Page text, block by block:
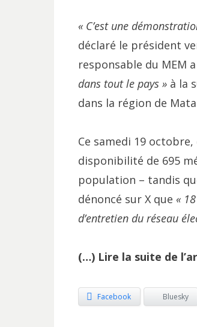
« C’est une
déclaré le président
responsable du MEM
dans tout le pays »à la
dans la région de
Ce samedi 19
disponibilité de 695
population – tandis
dénoncé sur X que «
d’entretien du réseau
(…) Lire la suite de
Facebook Bluesky